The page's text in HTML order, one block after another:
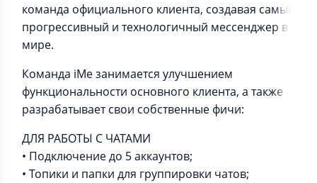
команда официального клиента, создавая самый
прогрессивный и технологичный мессенджер в
мире.
Команда iMe занимается улучшением
функциональности основного клиента, а также
разрабатывает свои собственные фичи:
ДЛЯ РАБОТЫ С ЧАТАМИ
• Подключение до 5 аккаунтов;
• Топики и папки для группировки чатов;